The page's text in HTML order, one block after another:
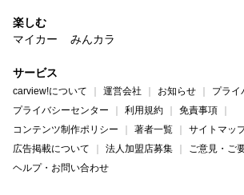
楽しむ
マイカー
みんカラ
サービス
carview!について 運営会社 お知らせ
プライ
プライバシーセンター
利用規約
免責事項
コンテンツ制作ポリシー
著者一覧
サイトマッ
広告掲載について
法人加盟店募集
ご意見・ご
ヘルプ・お問い合わせ